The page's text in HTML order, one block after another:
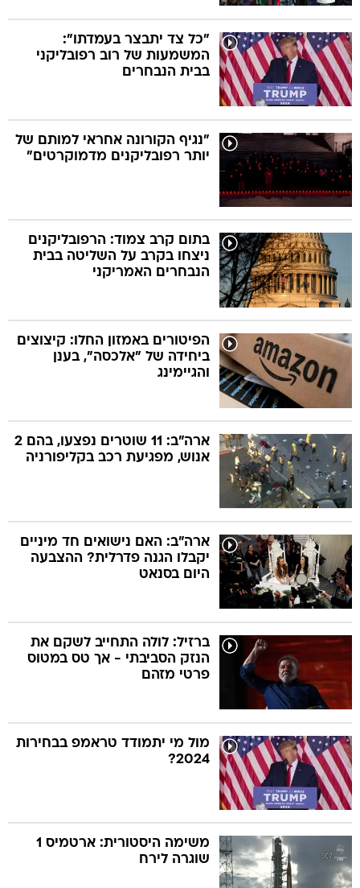
"כל צד יתבצר בעמדתו":
המשמעות של רוב רפובליקני
בבית הנבחרים
"נגיף הקורונה אחראי למותם של
יותר רפובליקנים מדמוקרטים"
בתום קרב צמוד: הרפובליקנים
ניצחו בקרב על השליטה בבית
הנבחרים האמריקני
הפיטורים באמזון החלו: קיצוצים
ביחידה של "אלכסה", בענן
והגיימינג
ארה"ב: 11 שוטרים נפצעו, בהם 2
אנוש, מפגיעת רכב בקליפורניה
ארה"ב: האם נישואים חד מיניים
יקבלו הגנה פדרלית? ההצבעה
היום בסנאט
ברזיל: לולה התחייב לשקם את
הנזק הסביבתי - אך טס במטוס
פרטי מזהם
מול מי יתמודד טראמפ בבחירות
2024?
משימה היסטורית: ארטמיס 1
שוגרה לירח